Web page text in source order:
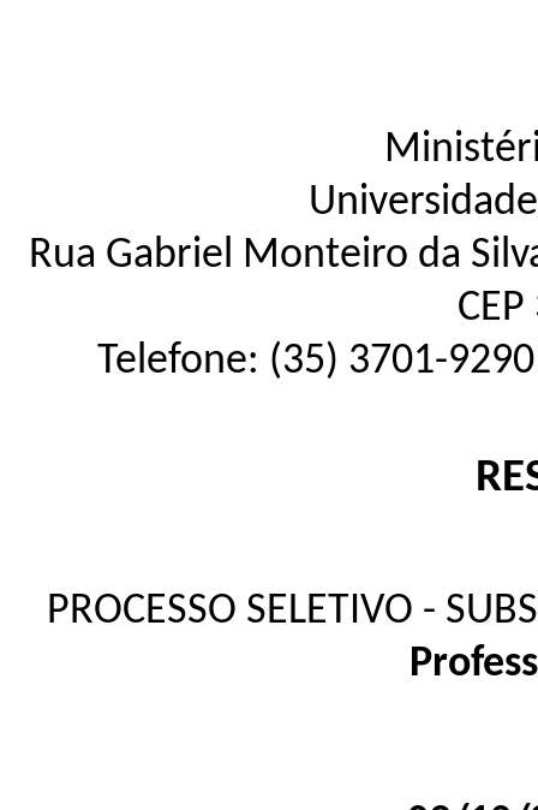
Rua Gabriel Monteiro da
Telefone: (35) 3701-
PROCESSO SELETIVO -